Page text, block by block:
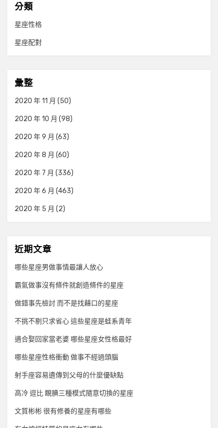
分類
星座性格
星座配對
彙整
2020 年 11 月 (50)
2020 年 10 月 (98)
2020 年 9 月 (63)
2020 年 8 月 (60)
2020 年 7 月 (336)
2020 年 6 月 (463)
2020 年 5 月 (2)
近期文章
哪些星座男做事情最讓人放心
霸氣做事沒有條件就創造條件的星座
做錯事先檢討 而不是找藉口的星座
不挑不剔只求省心 這些星座是蛙系青年
適合娶回家當老婆 哪些星座女性格最好
哪些星座性格衝動 做事不經過頭腦
射手座容易遺傳到父母的什麼優缺點
高冷 逗比 靦腆三種模式隨意切換的星座
文質彬彬 很有修養的星座有哪些